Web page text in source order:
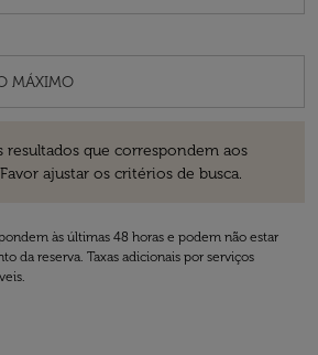
que correspondem aos
ajustar os critérios de busca.
às últimas 48 horas e podem não estar
da reserva. Taxas adicionais por serviços